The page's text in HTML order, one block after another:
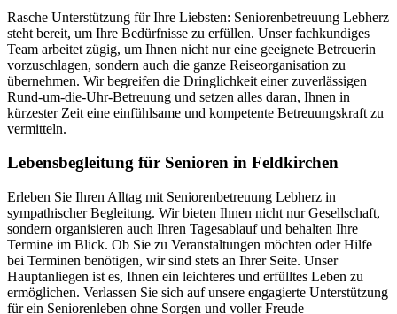
Rasche Unterstützung für Ihre Liebsten: Seniorenbetreuung Lebherz
steht bereit, um Ihre Bedürfnisse zu erfüllen. Unser fachkundiges
Team arbeitet zügig, um Ihnen nicht nur eine geeignete Betreuerin
vorzuschlagen, sondern auch die ganze Reiseorganisation zu
übernehmen. Wir begreifen die Dringlichkeit einer zuverlässigen
Rund-um-die-Uhr-Betreuung und setzen alles daran, Ihnen in
kürzester Zeit eine einfühlsame und kompetente Betreuungskraft zu
vermitteln.
Lebensbegleitung für Senioren in Feldkirchen
Erleben Sie Ihren Alltag mit Seniorenbetreuung Lebherz in
sympathischer Begleitung. Wir bieten Ihnen nicht nur Gesellschaft,
sondern organisieren auch Ihren Tagesablauf und behalten Ihre
Termine im Blick. Ob Sie zu Veranstaltungen möchten oder Hilfe
bei Terminen benötigen, wir sind stets an Ihrer Seite. Unser
Hauptanliegen ist es, Ihnen ein leichteres und erfülltes Leben zu
ermöglichen. Verlassen Sie sich auf unsere engagierte Unterstützung
für ein Seniorenleben ohne Sorgen und voller Freude